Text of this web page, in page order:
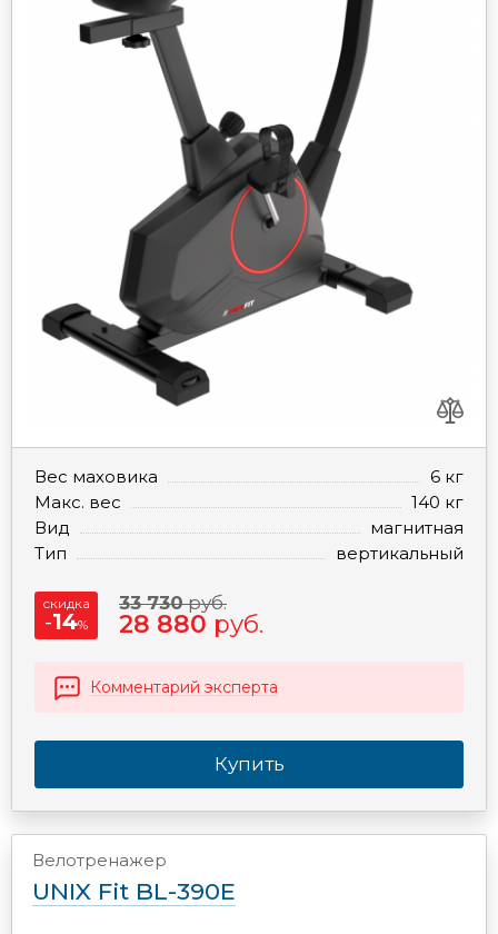
Вес маховика
6 кг
Макс. вес
140 кг
Вид
магнитная
Тип
вертикальный
скидка
-14%
33 730руб.
28 880 руб.
Комментарий эксперта
Купить
Велотренажер
UNIX Fit BL-390E